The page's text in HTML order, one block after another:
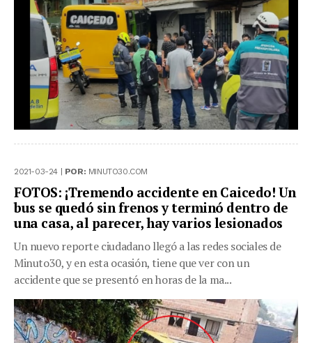
2021-03-24 | POR: MINUTO30.COM
FOTOS: ¡Tremendo accidente en Caicedo! Un
bus se quedó sin frenos y terminó dentro de
una casa, al parecer, hay varios lesionados
Un nuevo reporte ciudadano llegó a las redes sociales de
Minuto30, y en esta ocasión, tiene que ver con un
accidente que se presentó en horas de la ma...